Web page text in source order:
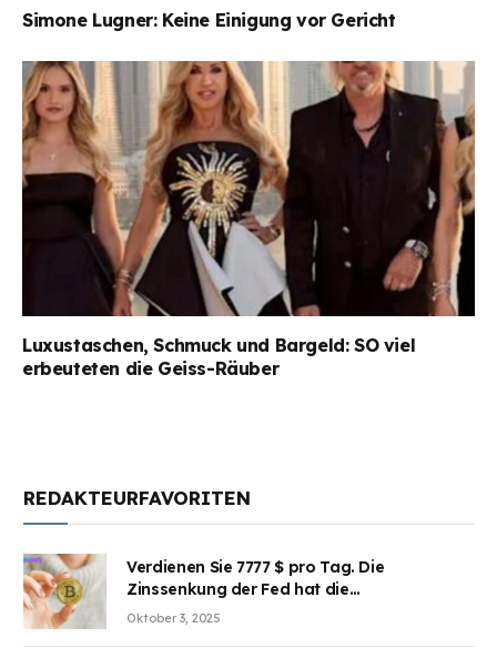
Simone Lugner: Keine Einigung vor Gericht
Luxustaschen, Schmuck und Bargeld: SO viel
erbeuteten die Geiss-Räuber
REDAKTEURFAVORITEN
Verdienen Sie 7777 $ pro Tag. Die
Zinssenkung der Fed hat die
Aufmerksamkeit des Marktes erregt.
Oktober 3, 2025